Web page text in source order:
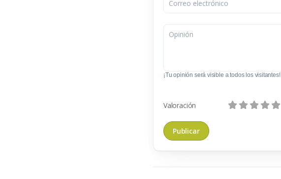
¡Tu opinión será visible a todos los visitantes!
Valoración